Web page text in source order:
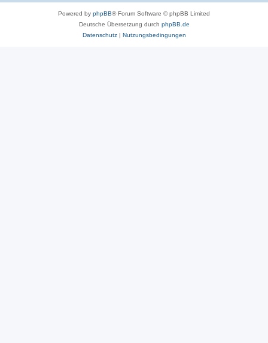
Powered by phpBB® Forum Software © phpBB Limited
Deutsche Übersetzung durch phpBB.de
Datenschutz| Nutzungsbedingungen